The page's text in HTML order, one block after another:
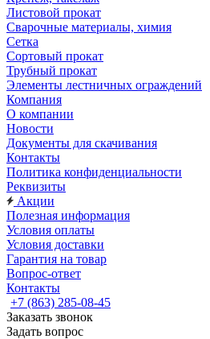
Листовой прокат
Сварочные материалы, химия
Сетка
Сортовый прокат
Трубный прокат
Элементы лестничных ограждений
Компания
О компании
Новости
Документы для скачивания
Контакты
Политика конфиденциальности
Реквизиты
Акции
Полезная информация
Условия оплаты
Условия доставки
Гарантия на товар
Вопрос-ответ
Контакты
+7 (863) 285-08-45
Заказать звонок
Задать вопрос